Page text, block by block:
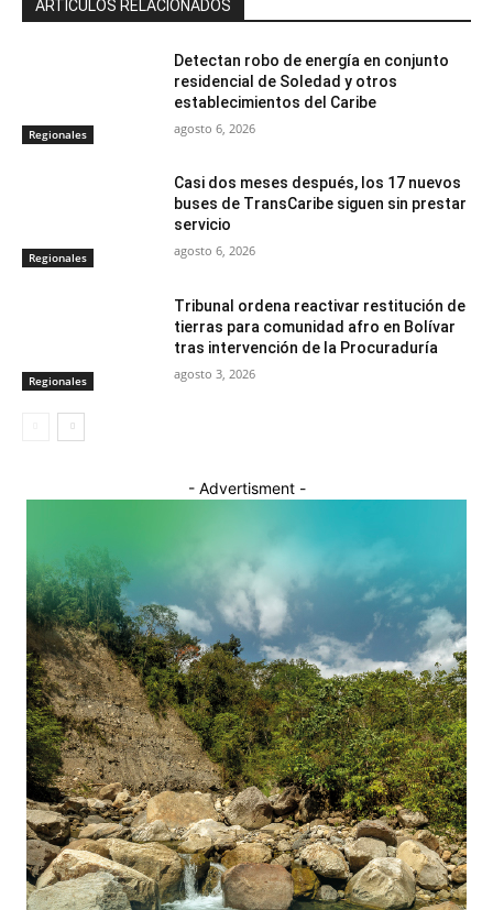
ARTÍCULOS RELACIONADOS
Regionales
Detectan robo de energía en conjunto
residencial de Soledad y otros
establecimientos del Caribe
agosto 6, 2026
Regionales
Casi dos meses después, los 17 nuevos
buses de TransCaribe siguen sin prestar
servicio
agosto 6, 2026
Regionales
Tribunal ordena reactivar restitución de
tierras para comunidad afro en Bolívar
tras intervención de la Procuraduría
agosto 3, 2026
- Advertisment -